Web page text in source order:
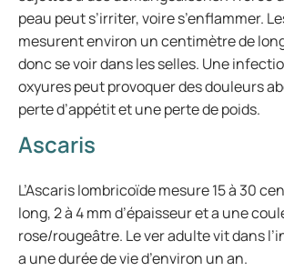
peau peut s’irriter, voire s’enflammer.
mesurent environ un centimètre de
donc se voir dans les selles. Une
oxyures peut provoquer des douleurs
perte d’appétit et une perte de poids.
Ascaris
L’Ascaris lombricoïde mesure 15 à 30
long, 2 à 4 mm d’épaisseur et a une
rose/rougeâtre. Le ver adulte vit dans
a une durée de vie d’environ un an.